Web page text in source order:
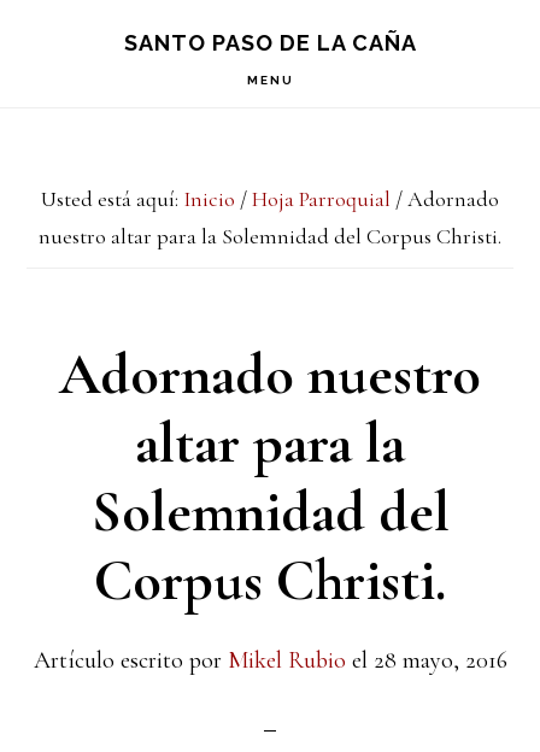
principal
lateral
principal
SANTO PASO DE LA CAÑA
MENU
Usted está aquí: Inicio /Hoja Parroquial /Adornado
nuestro altar para la Solemnidad del Corpus Christi.
Adornado nuestro
altar para la
Solemnidad del
Corpus Christi.
Artículo escrito por Mikel Rubio el 28 mayo, 2016